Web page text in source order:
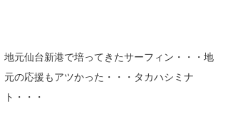
地元仙台新港で培ってきたサーフィン・・・地
元の応援もアツかった・・・タカハシミナ
ト・・・